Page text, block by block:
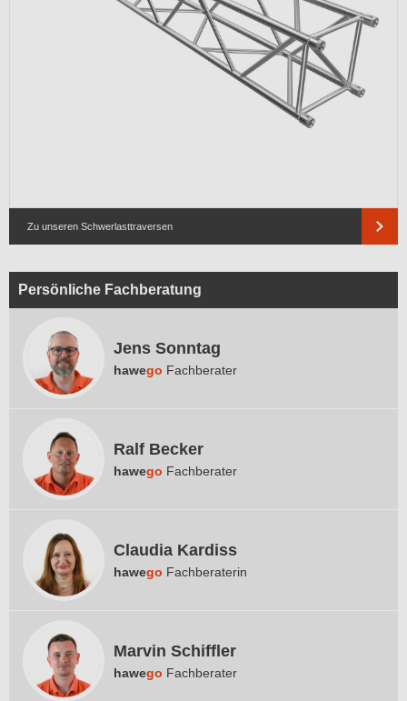
Persönliche Fachberatung
Jens Sonntag
hawego Fachberater
Ralf Becker
hawego Fachberater
Claudia Kardiss
hawego Fachberaterin
Marvin Schiffler
hawego Fachberater
Zu unseren Schwerlasttraversen